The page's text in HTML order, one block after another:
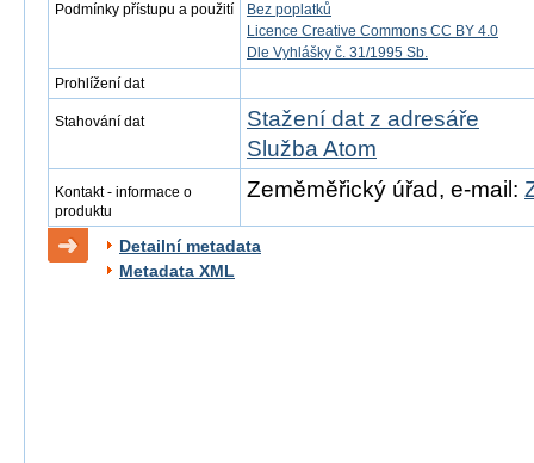
Podmínky přístupu a použití
Bez poplatků
Licence Creative Commons CC BY 4.0
Dle Vyhlášky č. 31/1995 Sb.
Prohlížení dat
Stahování dat
Stažení dat z adresáře
Služba Atom
Kontakt - informace o
produktu
Zeměměřický úřad, e-mail:
Detailní metadata
Metadata XML